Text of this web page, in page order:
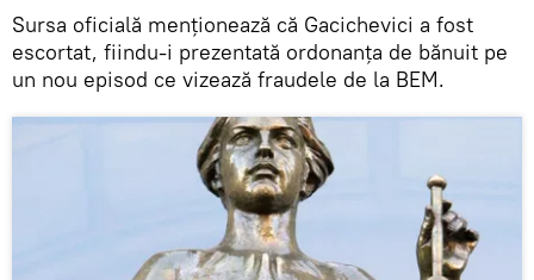
Sursa oficială menţionează că Gacichevici a fost
escortat, fiindu-i prezentată ordonanţa de bănuit pe
un nou episod ce vizează fraudele de la BEM.